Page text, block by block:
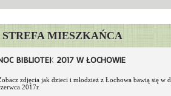
STREFA MIESZKAŃCA
BIBLIOTEK 2017 W ŁOCHOWIE
zdjęcia jak dzieci i młodzież z Łochowa bawią się w
2017r.